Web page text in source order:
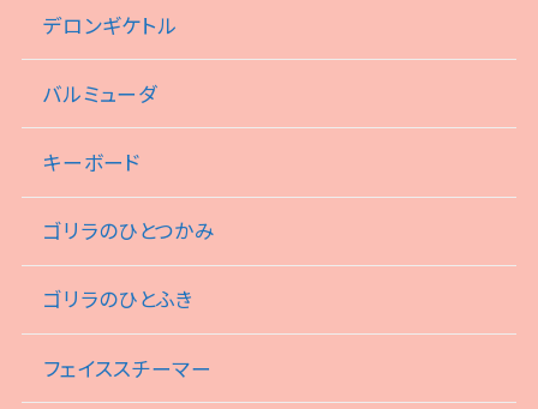
デロンギケトル
バルミューダ
キーボード
ゴリラのひとつかみ
ゴリラのひとふき
フェイススチーマー